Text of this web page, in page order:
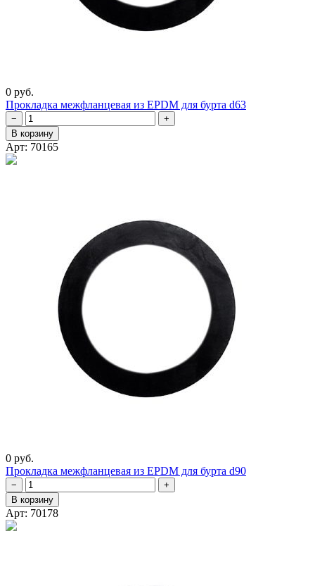
0 руб.
Прокладка межфланцевая из EPDM для бурта d63
−
+
В корзину
Арт: 70165
0 руб.
Прокладка межфланцевая из EPDM для бурта d90
−
+
В корзину
Арт: 70178